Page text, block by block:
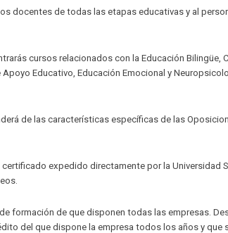
docentes de todas las etapas educativas y al
cursos relacionados con la Educación Bilingüe,
Educativo, Educación Emocional y
de las características específicas de las
expedido directamente por la Universidad
formación de que disponen todas las empresas.
del que dispone la empresa todos los años y que